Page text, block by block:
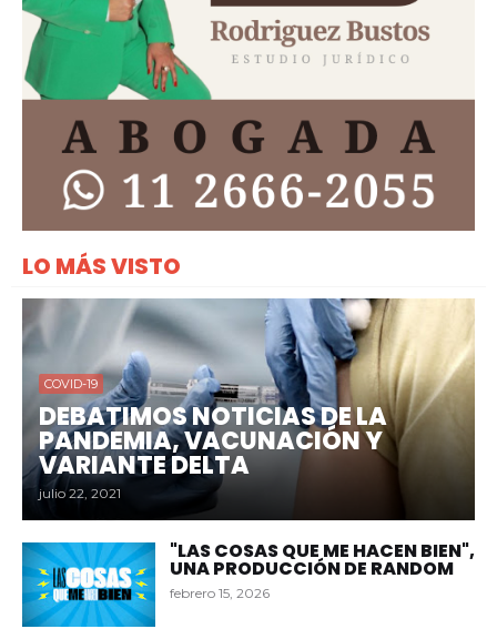
LO MÁS VISTO
COVID-19
DEBATIMOS NOTICIAS DE LA
PANDEMIA, VACUNACIÓN Y
VARIANTE DELTA
julio 22, 2021
"LAS COSAS QUE ME HACEN BIEN",
UNA PRODUCCIÓN DE RANDOM
febrero 15, 2026